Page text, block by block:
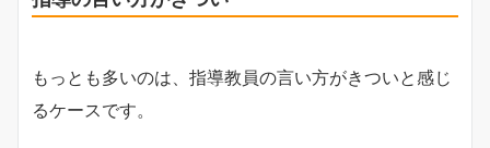
もっとも多いのは、指導教員の言い方がきついと感じ
るケースです。